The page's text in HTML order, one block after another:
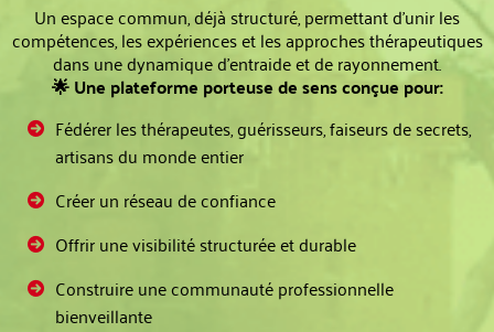
Un espace commun, déjà structuré, permettant d’unir les
compétences, les expériences et les approches thérapeutiques
dans une dynamique d’entraide et de rayonnement.
🌟 Une plateforme porteuse de sens conçue pour:
Fédérer les thérapeutes, guérisseurs, faiseurs de secrets,
artisans du monde entier
Créer un réseau de confiance
Offrir une visibilité structurée et durable
Construire une communauté professionnelle
bienveillante